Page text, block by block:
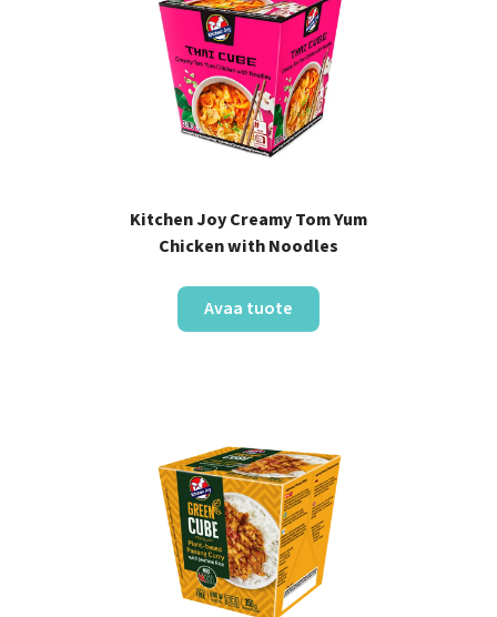
Kitchen Joy Creamy Tom Yum
Chicken with Noodles
Avaa tuote